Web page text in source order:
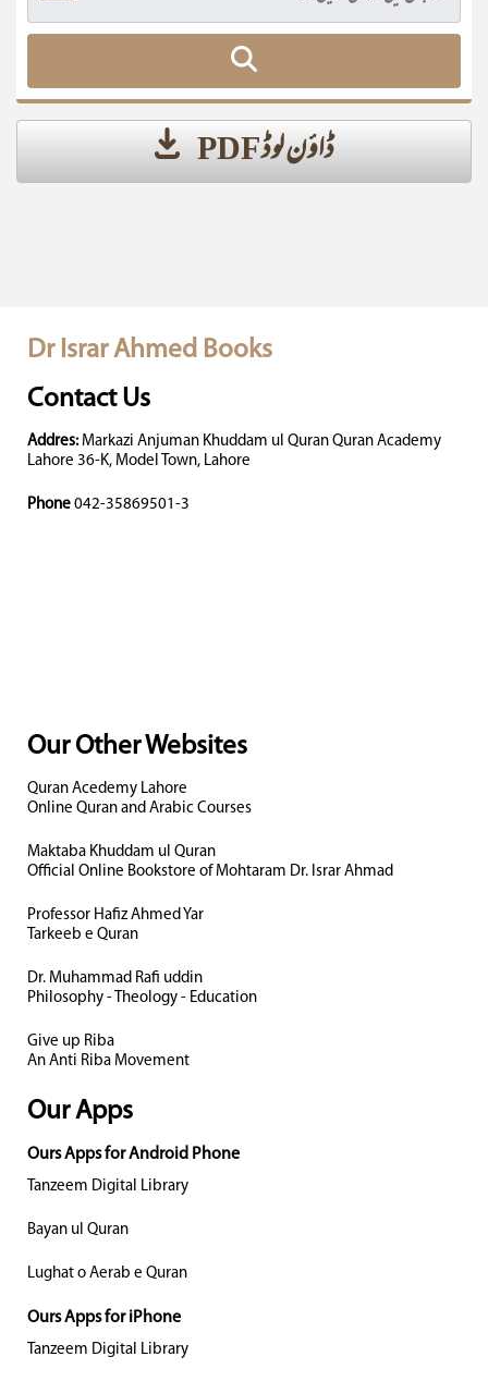
ڈاؤن لوڈ PDF
Dr Israr Ahmed Books
Contact Us
Addres: Markazi Anjuman Khuddam ul Quran Quran Academy
Lahore 36-K, Model Town, Lahore
Phone 042-35869501-3
Our Other Websites
Quran Acedemy Lahore
Online Quran and Arabic Courses
Maktaba Khuddam ul Quran
Official Online Bookstore of Mohtaram Dr. Israr Ahmad
Professor Hafiz Ahmed Yar
Tarkeeb e Quran
Dr. Muhammad Rafi uddin
Philosophy - Theology - Education
Give up Riba
An Anti Riba Movement
Our Apps
Ours Apps for Android Phone
Tanzeem Digital Library
Bayan ul Quran
Lughat o Aerab e Quran
Ours Apps for iPhone
Tanzeem Digital Library